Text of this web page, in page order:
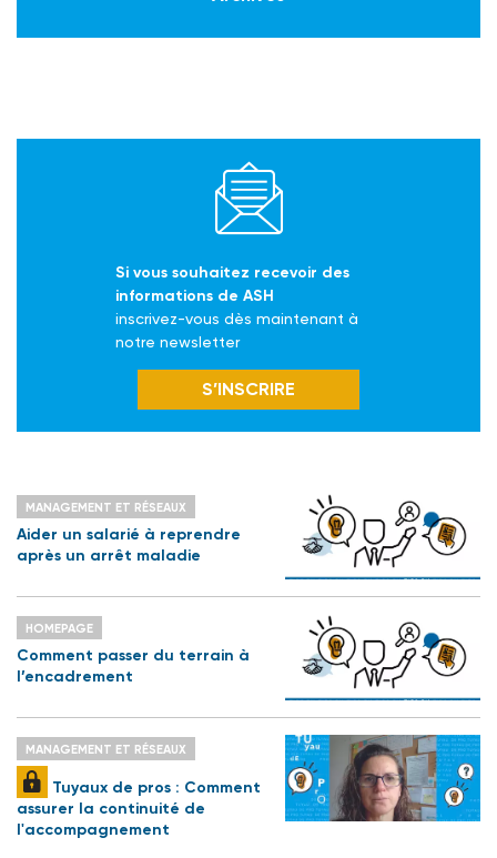
Si vous souhaitez recevoir des
informations de ASH
inscrivez-vous dès maintenant à
notre newsletter
S’INSCRIRE
MANAGEMENT ET RÉSEAUX
Aider un salarié à reprendre
après un arrêt maladie
HOMEPAGE
Comment passer du terrain à
l’encadrement
MANAGEMENT ET RÉSEAUX
Tuyaux de pros : Comment
assurer la continuité de
l'accompagnement